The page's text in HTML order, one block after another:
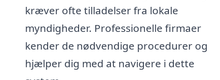
kræver ofte tilladelser fra lokale
myndigheder. Professionelle firmaer
kender de nødvendige procedurer og
hjælper dig med at navigere i dette